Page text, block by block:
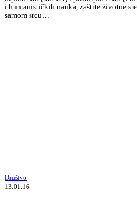
i humanističkih nauka, zaštite životne
samom srcu…
Društvo
13.01.16